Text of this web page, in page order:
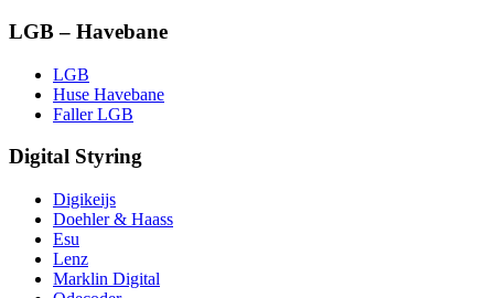
LGB – Havebane
LGB
Huse Havebane
Faller LGB
Digital Styring
Digikeijs
Doehler & Haass
Esu
Lenz
Marklin Digital